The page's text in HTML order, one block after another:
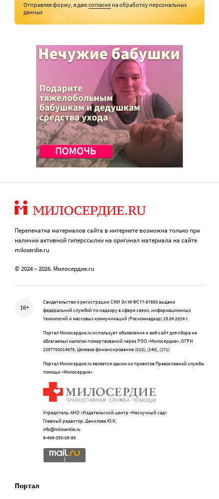
Отправляя форму, я даюсогласие на обработку персональных
данных
Перепечатка материалов сайта в интернете возможна только при
наличии активной гиперссылки на оригинал материала на сайте
miloserdie.ru
© 2024 – 2026. Милосердие.ru
16+
Свидетельство о регистрации СМИ Эл № ФС77-57850 выдано
федеральной службой по надзору в сфере связи, информационных
технологий и массовых коммуникаций (Роскомнадзор) 25.04.2014 г.
Портал Милосердие.ru использует объявления и веб-сайт для сбора не
облагаемых налогом пожертвований через РОО «Милосердие», ОГРН
1057700014679, Целевое финансирование (010), (140), (171)
Портал Милосердие.ru является одним из проектов Православной службы
помощи «Милосердие»
Учредитель: АНО «Издательский центр «Нескучный сад»
Главный редактор: Данилова Ю.К.
info@miloserdie.ru
8-499-350-05-95
Портал